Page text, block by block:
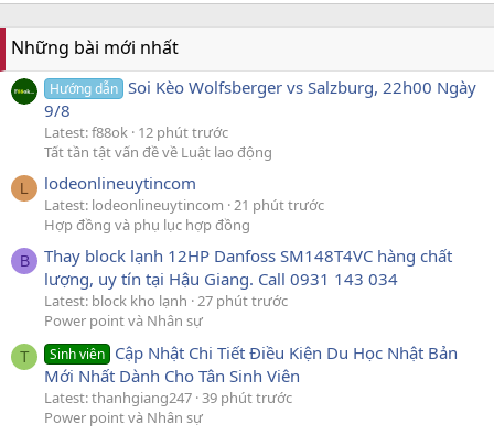
Những bài mới nhất
Hướng dẫn Soi Kèo Wolfsberger vs Salzburg, 22h00 Ngày
9/8
Latest: f88ok 12 phút trước
Tất tần tật vấn đề về Luật lao động
L lodeonlineuytincom
Latest: lodeonlineuytincom 21 phút trước
Hợp đồng và phụ lục hợp đồng
B
Thay block lạnh 12HP Danfoss SM148T4VC hàng chất
lượng, uy tín tại Hậu Giang. Call 0931 143 034
Latest: block kho lạnh 27 phút trước
Power point và Nhân sự
T Sinh viên Cập Nhật Chi Tiết Điều Kiện Du Học Nhật Bản
Mới Nhất Dành Cho Tân Sinh Viên
Latest: thanhgiang247 39 phút trước
Power point và Nhân sự